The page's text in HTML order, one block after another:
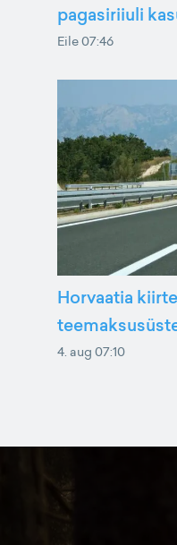
pagasiriiuli
Eile 07:46
Horvaatia
4. aug 07:10